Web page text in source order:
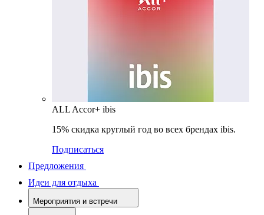
ALL Accor+ ibis
15% скидка круглый год во всех брендах ibis.
Подписаться
Предложения
Идеи для отдыха
Мероприятия и встречи